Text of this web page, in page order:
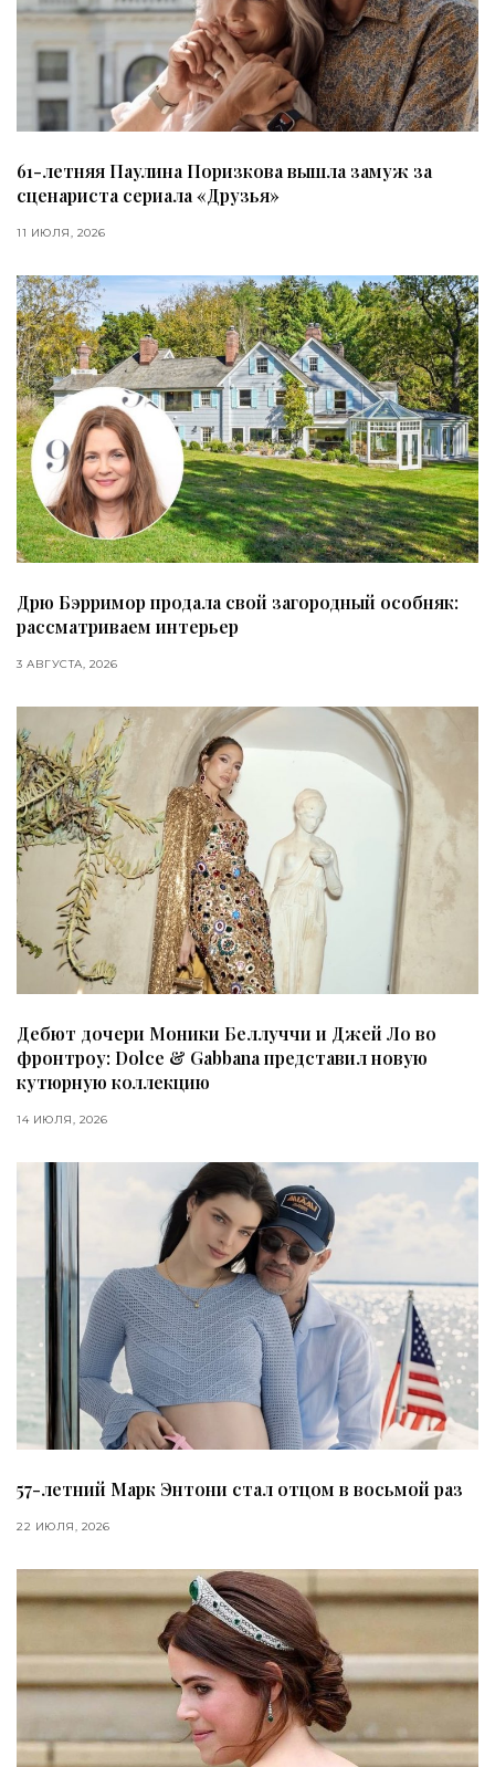
61-летняя Паулина Поризкова вышла замуж за
сценариста сериала «Друзья»
11 ИЮЛЯ, 2026
Дрю Бэрримор продала свой загородный особняк:
рассматриваем интерьер
3 АВГУСТА, 2026
Дебют дочери Моники Беллуччи и Джей Ло во
фронтроу: Dolce & Gabbana представил новую
кутюрную коллекцию
14 ИЮЛЯ, 2026
57-летний Марк Энтони стал отцом в восьмой раз
22 ИЮЛЯ, 2026